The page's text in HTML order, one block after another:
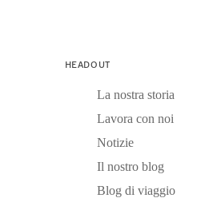
HEADOUT
La nostra storia
Lavora con noi
Notizie
Il nostro blog
Blog di viaggio